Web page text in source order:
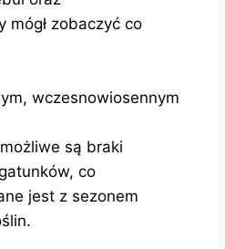
mógł zobaczyć co
wczesnowiosennym
są braki
co
jest z sezonem